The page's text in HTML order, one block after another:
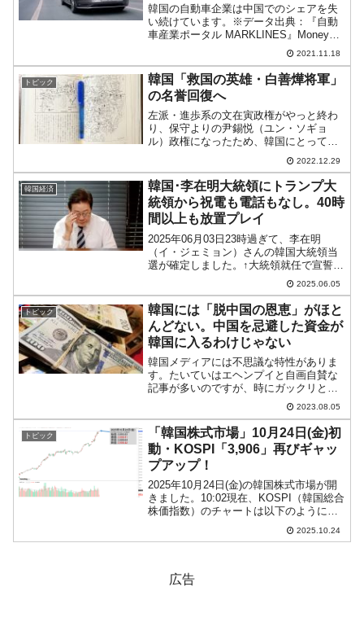
韓国の自動車企業は中国でのシェアを失
い続けています。※データ出典：『自動
車産業ポータル MARKLINES』Money1
でもご紹介しましたが、『自動車産業ポ
ータル MARKLINES』のデータによれ
ば、2020年のシェアはわずか「3.5％」...
2021.11.18
トピック
韓国「救国の英雄・白善燁将軍」
の名誉回復へ
左派・進歩系の文在寅政権がやっと終わ
り、保守よりの尹錫悦（ユン・ソギョ
ル）政権になったため、韓国にとって
「救国の英雄」である白善燁（ペク・ソ
ンヨプ）将軍について復権がなりそうで
す。若い読者の皆さんはご存知ないかも
しれませんが、白善燁（ペク・...
2022.12.29
韓国経済
韓国･李在明大統領にトランプ大
統領から祝電も電話もなし。40時
間以上も放置プレイ
2025年06月03日23時過ぎて、李在明
（イ・ジェミョン）さんの韓国大統領当
選が確定しました。↑大統領就任で宣誓す
る李在明（イ・ジェミョン）さん。就任
は翌06月04日。現在は06月05日ですが、
いまだにアメリカ合衆国、トランプ大統
領から祝...
2025.06.05
トピック
韓国には「脱中国の恩恵」がほと
んどない。中国を忌避した資金が
韓国に入るわけじゃない
韓国メディアには不思議な特性がありま
す。たいていはエヘンプイと自画自賛な
記事が多いのですが、時にガックリとう
なだれるような「嘆き節」の記事を出す
のです。こういうのも嘆き節の一つかも
しれません。2023年08月05日、韓国メデ
ィア『毎日経済』...
2023.08.05
トピック
「韓国株式市場」10月24日(金)初
動・KOSPI「3,906」再びギャッ
プアップ！
2025年10月24日(金)の韓国株式市場が開
きました。10:02現在、KOSPI（韓国総合
株価指数）のチャートは以下のようにな
『Investing.com』より引用）。再びギャ
2025.10.24
広告